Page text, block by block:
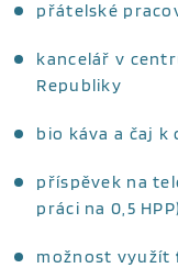
přátelské
kancelář v
Republiky
bio káva a čaj k
příspěvek na
práci na 0,5 HPP)
možnost využít